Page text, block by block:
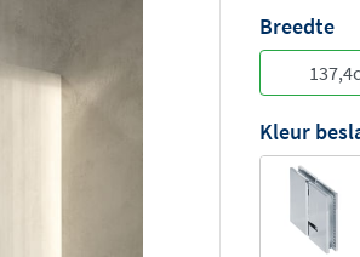
Breedte
Kleur